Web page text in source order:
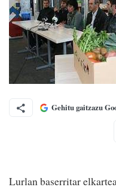
Gehitu gaitzazu
Lurlan baserritar